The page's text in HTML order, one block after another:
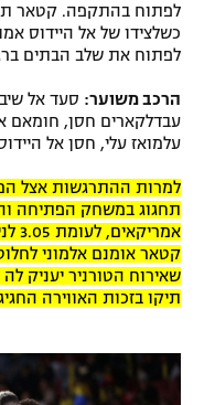
לפתוח בהתקפה. קטאר
כשלצידו של אל היידוס
לפתוח את שלב הבתים
הרכב משוער: סעד אל
עבדלקארים חסן, חומאם
עלמואז עלי, חסן אל
למרות ההתרגשות אצל
קטאר אומנם אלמוני
שאירוח הטורניר יעניק
תיקו בזכות האווירה